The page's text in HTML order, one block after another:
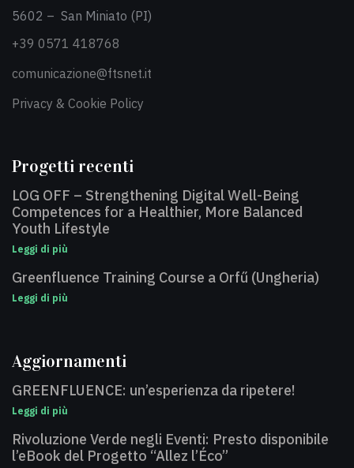
5602 – San Miniato (PI)
+39 0571 418768
comunicazione@ftsnet.it
Privacy & Cookie Policy
Progetti recenti
LOG OFF – Strengthening Digital Well-Being
Competences for a Healthier, More Balanced
Youth Lifestyle
Leggi di più
Greenfluence Training Course a Orfű (Ungheria)
Leggi di più
Aggiornamenti
GREENFLUENCE: un’esperienza da ripetere!
Leggi di più
Rivoluzione Verde negli Eventi: Presto disponibile
l’eBook del Progetto “Allez l’Éco”